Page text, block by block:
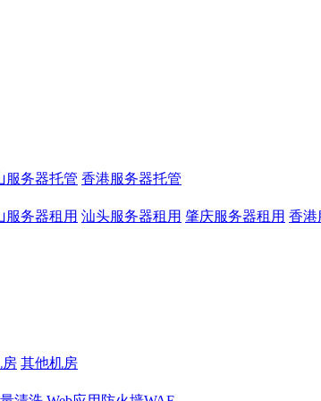
服务器托管 香港服务器托管
服务器租用 汕头服务器租用 肇庆服务器租用 香港
房 其他机房